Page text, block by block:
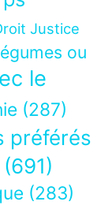
Justice
ou
le
(287)
préférés
(691)
(283)